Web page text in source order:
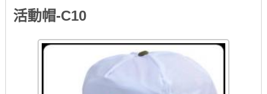
活動帽-C10